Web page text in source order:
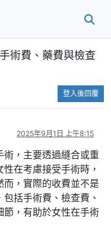
術費、藥費與檢查
登入後回覆
2025年9月1日 上午8:15
術，主要透過縫合或重
在考慮接受手術時，
，實際的收費並不是
括手術費、檢查費、
節，有助於女性在手術